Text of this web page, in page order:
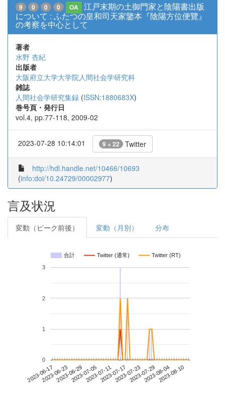
9 0 0 0 OA
江戸末期の土御門家と陰陽書出版
について : ふたつの皇和司天家鑒本『陰陽方位便覽』
の考察を中心として
著者
水野 杏紀
出版者
大阪府立大学大学院人間社会学研究科
雑誌
人間社会学研究集録 (ISSN:1880683X)
巻号頁・発行日
vol.4, pp.77-118, 2009-02
2023-07-28 10:14:01 9 + 22 Twitter
http://hdl.handle.net/10466/10693
(info:doi/10.24729/00002977)
言及状況
変動（ピーク前後） 変動（月別） 分布
合計 Twitter (通常) Twitter (RT)
2023-06-172023-06-232023-06-292023-07-052023-07-112023-07-172023-07-232023-07-292023-08-042023-08-10
0
1
2
3